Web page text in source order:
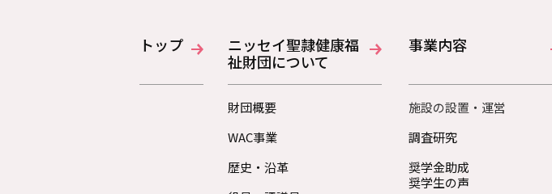
トップ
ニッセイ聖隷健康福
祉財団について
財団概要
WAC事業
歴史・沿革
事業内容
施設の設置・運営
調査研究
奨学金助成
奨学生の声